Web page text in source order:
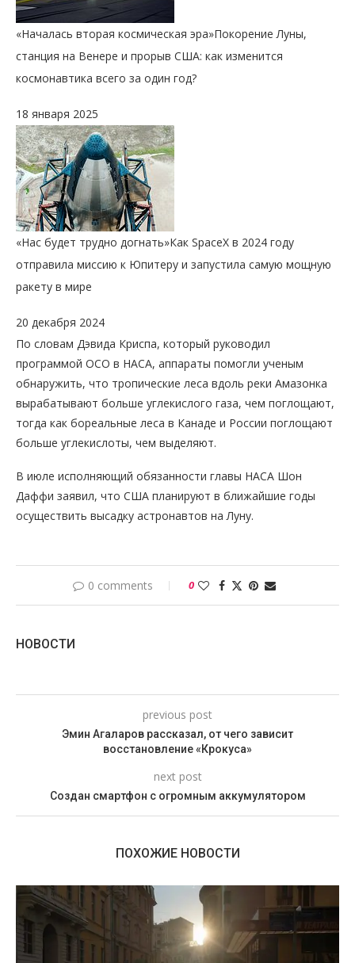
«Началась вторая космическая эра»Покорение Луны,
станция на Венере и прорыв США: как изменится
космонавтика всего за один год?
18 января 2025
«Нас будет трудно догнать»Как SpaceX в 2024 году
отправила миссию к Юпитеру и запустила самую мощную
ракету в мире
20 декабря 2024
По словам Дэвида Криспа, который руководил
программой OCO в НАСА, аппараты помогли ученым
обнаружить, что тропические леса вдоль реки Амазонка
вырабатывают больше углекислого газа, чем поглощают,
тогда как бореальные леса в Канаде и России поглощают
больше углекислоты, чем выделяют.
В июле исполняющий обязанности главы НАСА Шон
Даффи заявил, что США планируют в ближайшие годы
осуществить высадку астронавтов на Луну.
0 comments 0
НОВОСТИ
previous post
Эмин Агаларов рассказал, от чего зависит
восстановление «Крокуса»
next post
Создан смартфон с огромным аккумулятором
ПОХОЖИЕ НОВОСТИ